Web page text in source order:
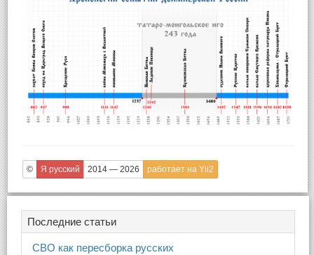
© Я русский 2014 — 2026 работает на Yii2
Последние статьи
СВО как пересборка русских